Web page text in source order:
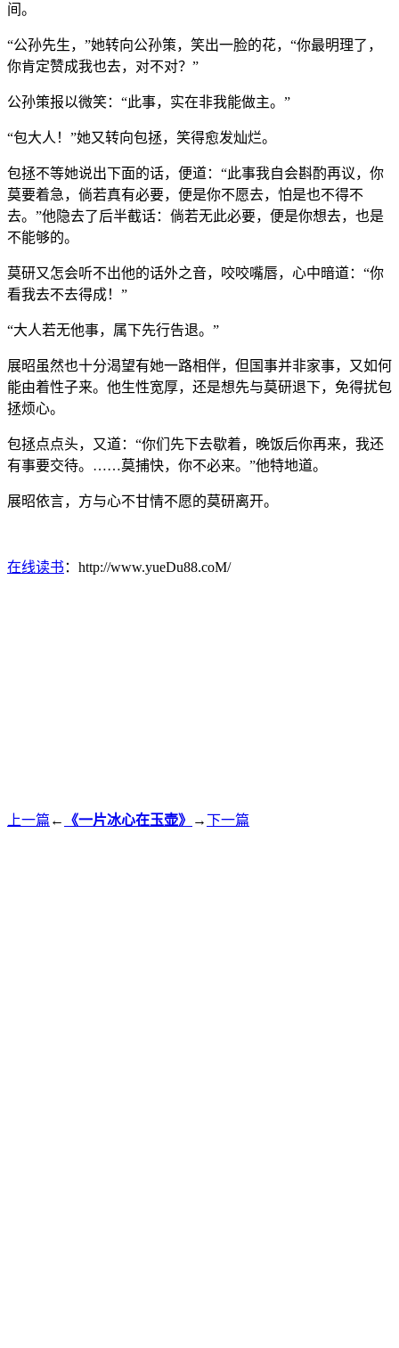
间。
“公孙先生，”她转向公孙策，笑出一脸的花，“你最明理了，
你肯定赞成我也去，对不对？”
公孙策报以微笑：“此事，实在非我能做主。”
“包大人！”她又转向包拯，笑得愈发灿烂。
包拯不等她说出下面的话，便道：“此事我自会斟酌再议，你
莫要着急，倘若真有必要，便是你不愿去，怕是也不得不
去。”他隐去了后半截话：倘若无此必要，便是你想去，也是
不能够的。
莫研又怎会听不出他的话外之音，咬咬嘴唇，心中暗道：“你
看我去不去得成！”
“大人若无他事，属下先行告退。”
展昭虽然也十分渴望有她一路相伴，但国事并非家事，又如何
能由着性子来。他生性宽厚，还是想先与莫研退下，免得扰包
拯烦心。
包拯点点头，又道：“你们先下去歇着，晚饭后你再来，我还
有事要交待。……莫捕快，你不必来。”他特地道。
展昭依言，方与心不甘情不愿的莫研离开。
在线读书 ：http://www.yueDu88.coM/
上一篇 ← 《一片冰心在玉壶》 →下一篇